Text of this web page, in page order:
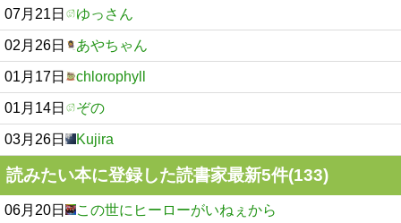
07月21日 ゆっさん
02月26日 あやちゃん
01月17日 chlorophyll
01月14日 ぞの
03月26日 Kujira
読みたい本に登録した読書家最新5件(133)
06月20日 この世にヒーローがいねぇから